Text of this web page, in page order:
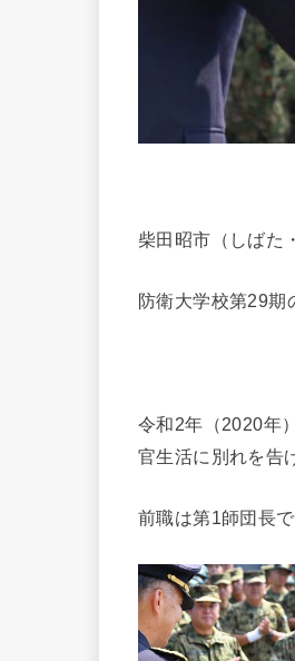
柴田昭市（しばた
防衛大学校第29期
令和2年（2020年
官生活に別れを告
前職は第1師団長で